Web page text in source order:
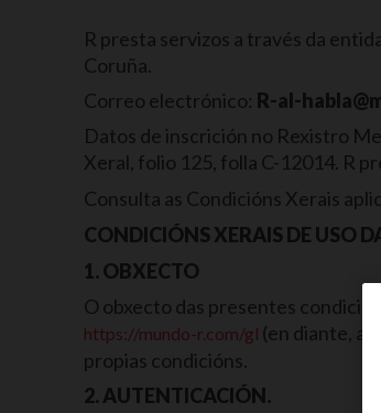
R presta servizos a través da
Coruña.
Correo electrónico: R-al-
Datos de inscrición no Rexistro
Xeral, folio 125, folla C-12014. R
Consulta as Condicións Xerais
CONDICIÓNS XERAIS DE USO
1. OBXECTO
O obxecto das presentes
https://mundo-r.com/gl (en diante, a
propias condicións.
2. AUTENTICACIÓN.